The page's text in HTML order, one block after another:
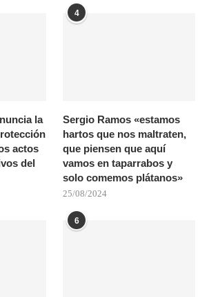
la
actos
del
4
Sergio Ramos «estamos
hartos que nos maltraten,
que piensen que aquí
vamos en taparrabos y
solo comemos plátanos»
25/08/2024
6